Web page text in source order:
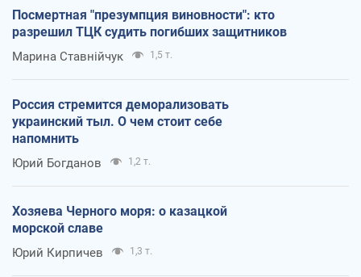
Посмертная "презумпция виновности": кто
разрешил ТЦК судить погибших защитников
Марина Ставнійчук 1,5 т.
Россия стремится деморализовать
украинский тыл. О чем стоит себе
напомнить
Юрий Богданов 1,2 т.
Хозяева Черного моря: о казацкой
морской славе
Юрий Кирпичев 1,3 т.